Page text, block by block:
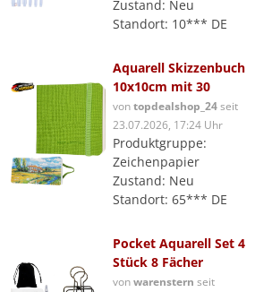
Zustand: Neu
Standort: 10*** DE
Aquarell Skizzenbuch
10x10cm mit 30
vontopdealshop_24seit
23.07.2026, 17:24 Uhr
Produktgruppe:
Zeichenpapier
Zustand: Neu
Standort: 65*** DE
Pocket Aquarell Set 4
Stück 8 Fächer
vonwarenstern seit